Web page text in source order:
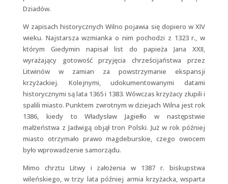
Dziadów.
W zapisach historycznych Wilno pojawia się dopiero w XIV
wieku. Najstarsza wzmianka o nim pochodzi z 1323 r., w
którym Giedymin napisał list do papieża Jana XXII,
wyrażający gotowość przyjęcia chrześcijaństwa przez
Litwinów w zamian za powstrzymanie ekspansji
krzyżackiej. Kolejnymi, udokumentowanymi datami
historycznymi są lata 1365 i 1383. Wówczas krzyżacy złupili i
spalili miasto. Punktem zwrotnym w dziejach Wilna jest rok
1386, kiedy to Władysław Jagiełło w następstwie
małżeństwa z Jadwigą objął tron Polski. Już w rok później
miasto otrzymało prawo magdeburskie, czego owocem
było wprowadzenie samorządu.
Mimo chrztu Litwy i założenia w 1387 r. biskupstwa
wileńskiego, w trzy lata później armia krzyżacka, wsparta